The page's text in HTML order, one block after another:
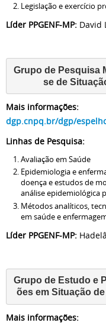
Legislação e exercício
Líder PPGENF-MP: David
Grupo de Pesquisa
se de
Mais informações:
dgp.cnpq.br/dgp/
Linhas de Pesquisa:
Avaliação em Saúde
Epidemiologia e
doença e estudos de
análise epidemiológica
Métodos analíticos,
em saúde e
Líder PPGENF-MP:
Grupo de Estudo e
ões em Situação
Mais informações: